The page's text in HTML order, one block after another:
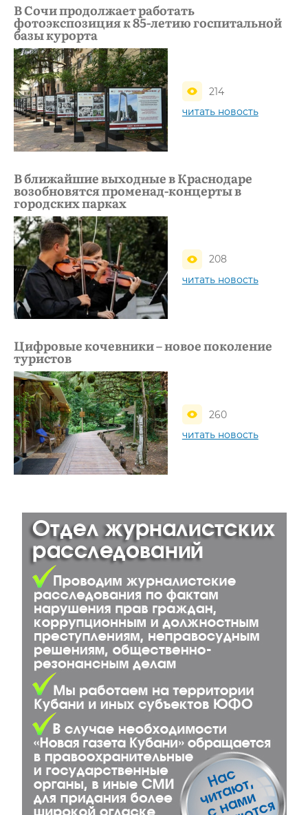
В Сочи продолжает работать
фотоэкспозиция к 85-летию госпитальной
базы курорта
214
читать новость
В ближайшие выходные в Краснодаре
возобновятся променад-концерты в
городских парках
208
читать новость
Цифровые кочевники – новое поколение
туристов
260
читать новость